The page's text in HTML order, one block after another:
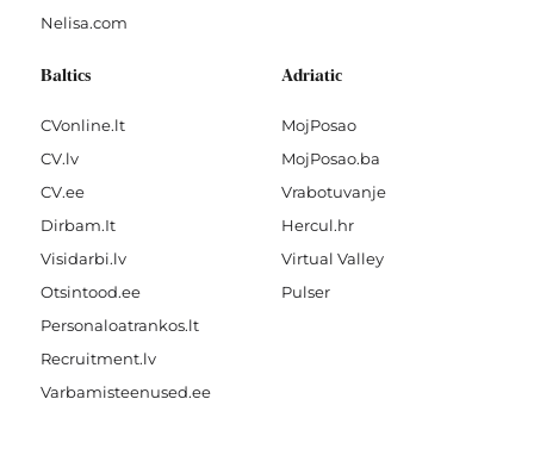
Nelisa.com
Baltics
CVonline.lt
CV.lv
CV.ee
Dirbam.It
Visidarbi.lv
Otsintood.ee
Personaloatrankos.lt
Recruitment.lv
Varbamisteenused.ee
Adriatic
MojPosao
MojPosao.ba
Vrabotuvanje
Hercul.hr
Virtual Valley
Pulser